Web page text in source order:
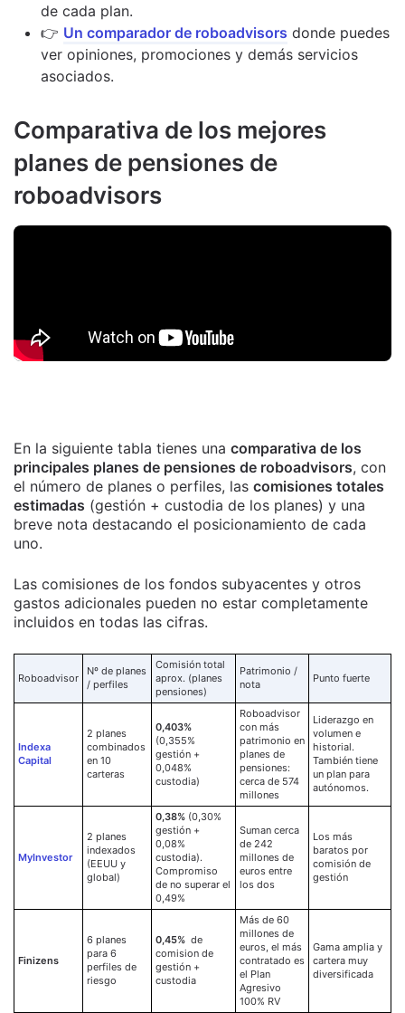
de cada plan.
👉 Un comparador de roboadvisors donde puedes
ver opiniones, promociones y demás servicios
asociados.
Comparativa de los mejores
planes de pensiones de
roboadvisors
En la siguiente tabla tienes una comparativa de los
principales planes de pensiones de roboadvisors, con
el número de planes o perfiles, las comisiones totales
estimadas (gestión + custodia de los planes) y una
breve nota destacando el posicionamiento de cada
uno.
Las comisiones de los fondos subyacentes y otros
gastos adicionales pueden no estar completamente
incluidos en todas las cifras.
Roboadvisor
Nº de planes
/ perfiles
Comisión total
aprox. (planes
pensiones)
Patrimonio /
nota
Punto fuerte
Indexa
Capital
2 planes
combinados
en 10
carteras
0,403%
(0,355%
gestión +
0,048%
custodia)
Roboadvisor
con más
patrimonio en
planes de
pensiones:
cerca de 574
millones
Liderazgo en
volumen e
historial.
También tiene
un plan para
autónomos.
MyInvestor
2 planes
indexados
(EEUU y
global)
0,38% (0,30%
gestión +
0,08%
custodia).
Compromiso
de no superar el
0,49%
Suman cerca
de 242
millones de
euros entre
los dos
Los más
baratos por
comisión de
gestión
Finizens
6 planes
para 6
perfiles de
riesgo
0,45% de
comision de
gestión +
custodia
Más de 60
millones de
euros, el más
contratado es
el Plan
Agresivo
100% RV
Gama amplia y
cartera muy
diversificada